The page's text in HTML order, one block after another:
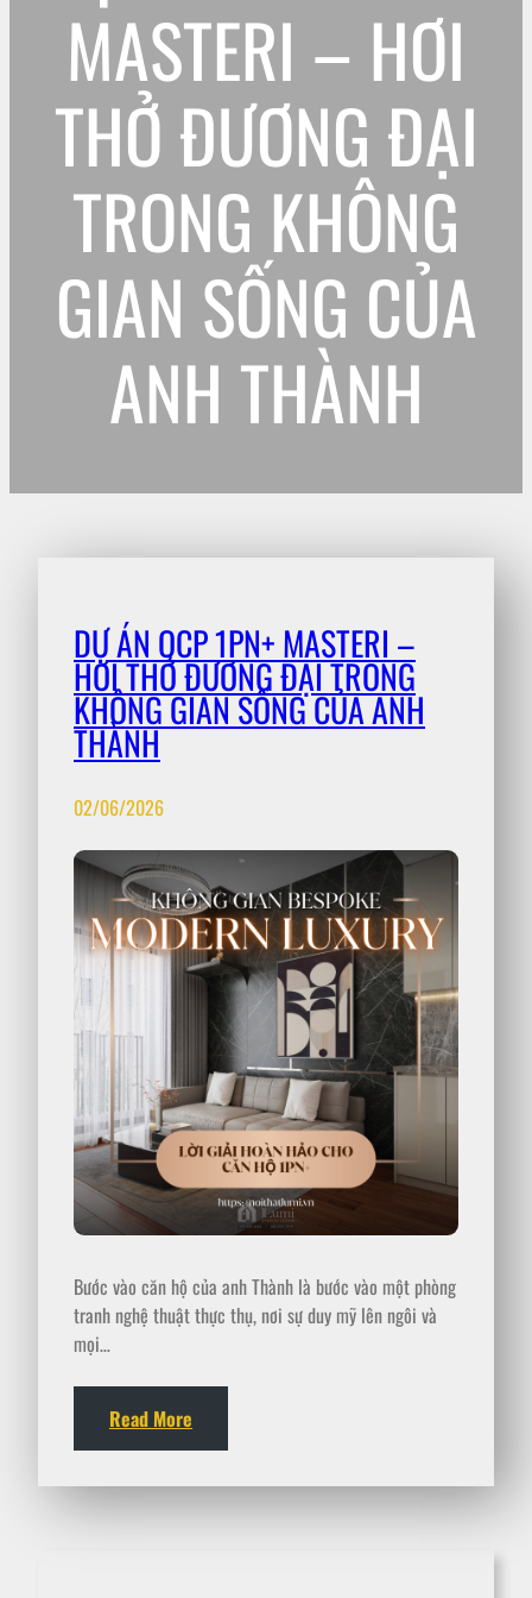
MASTERI – HƠI
THỞ ĐƯƠNG ĐẠI
TRONG KHÔNG
GIAN SỐNG CỦA
ANH THÀNH
DỰ ÁN OCP 1PN+ MASTERI –
HƠI THỞ ĐƯƠNG ĐẠI TRONG
KHÔNG GIAN SỐNG CỦA ANH
THÀNH
02/06/2026
Bước vào căn hộ của anh Thành là bước vào một phòng
tranh nghệ thuật thực thụ, nơi sự duy mỹ lên ngôi và
mọi…
Read More